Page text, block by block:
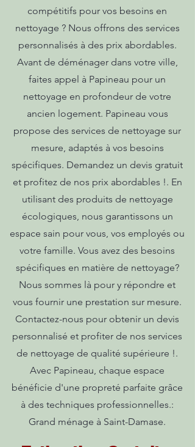
compétitifs pour vos besoins en
nettoyage ? Nous offrons des services
personnalisés à des prix abordables.
Avant de déménager dans votre ville,
faites appel à Papineau pour un
nettoyage en profondeur de votre
ancien logement. Papineau vous
propose des services de nettoyage sur
mesure, adaptés à vos besoins
spécifiques. Demandez un devis gratuit
et profitez de nos prix abordables !. En
utilisant des produits de nettoyage
écologiques, nous garantissons un
espace sain pour vous, vos employés ou
votre famille. Vous avez des besoins
spécifiques en matière de nettoyage?
Nous sommes là pour y répondre et
vous fournir une prestation sur mesure.
Contactez-nous pour obtenir un devis
personnalisé et profiter de nos services
de nettoyage de qualité supérieure !.
Avec Papineau, chaque espace
bénéficie d'une propreté parfaite grâce
à des techniques professionnelles.:
Grand ménage à Saint-Damase.